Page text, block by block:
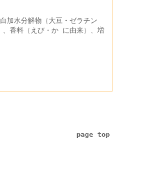
加水分解物（大豆・ゼラチン
、香料（えび・か に由来）、増
page top